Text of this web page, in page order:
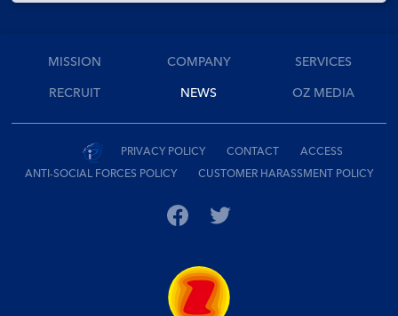
MISSION COMPANY SERVICES
RECRUIT NEWS OZ MEDIA
PRIVACY POLICY CONTACT ACCESS
ANTI-SOCIAL FORCES POLICY CUSTOMER HARASSMENT POLICY